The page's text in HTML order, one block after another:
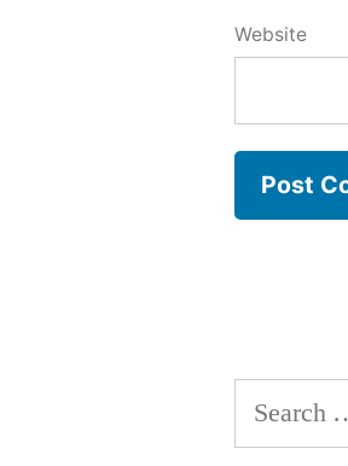
Website
Search
for: